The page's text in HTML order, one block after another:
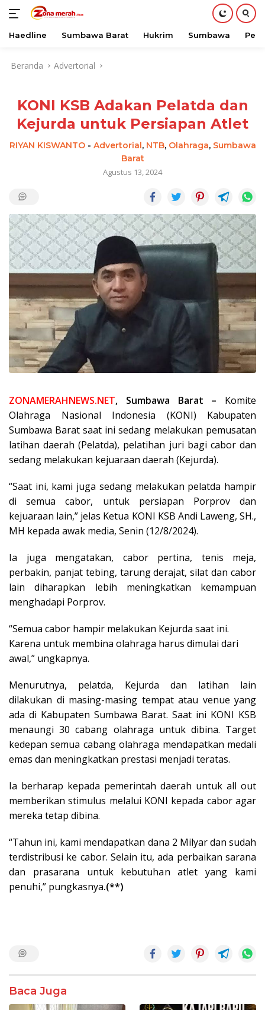
Haedline Sumbawa Barat Hukrim Sumbawa
Beranda Advertorial
KONI KSB Adakan Pelatda dan
Kejurda untuk Persiapan Atlet
RIYAN KISWANTO- Advertorial, NTB, Olahraga, Sumbawa
Barat
Agustus 13, 2024
ZONAMERAHNEWS.NET, Sumbawa Barat – Komite
Olahraga Nasional Indonesia (KONI) Kabupaten
Sumbawa Barat saat ini sedang melakukan pemusatan
latihan daerah (Pelatda), pelatihan juri bagi cabor dan
sedang melakukan kejuaraan daerah (Kejurda).
“Saat ini, kami juga sedang melakukan pelatda hampir
di semua cabor, untuk persiapan Porprov dan
kejuaraan lain,” jelas Ketua KONI KSB Andi Laweng, SH.,
MH kepada awak media, Senin (12/8/2024).
Ia juga mengatakan, cabor pertina, tenis meja,
perbakin, panjat tebing, tarung derajat, silat dan cabor
lain diharapkan lebih meningkatkan kemampuan
menghadapi Porprov.
“Semua cabor hampir melakukan Kejurda saat ini.
Karena untuk membina olahraga harus dimulai dari
awal,” ungkapnya.
Menurutnya, pelatda, Kejurda dan latihan lain
dilakukan di masing-masing tempat atau venue yang
ada di Kabupaten Sumbawa Barat. Saat ini KONI KSB
menaungi 30 cabang olahraga untuk dibina. Target
kedepan semua cabang olahraga mendapatkan medali
emas dan meningkatkan prestasi menjadi teratas.
Ia berharap kepada pemerintah daerah untuk all out
memberikan stimulus melalui KONI kepada cabor agar
mereka tetap dibina.
“Tahun ini, kami mendapatkan dana 2 Milyar dan sudah
terdistribusi ke cabor. Selain itu, ada perbaikan sarana
dan prasarana untuk kebutuhan atlet yang kami
penuhi,” pungkasnya.(**)
Baca Juga